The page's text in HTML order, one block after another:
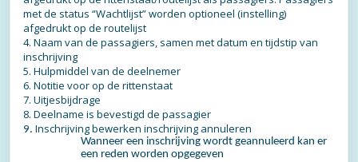
met de status “Wachtlijst” worden optioneel (instelling)
afgedrukt op de routelijst
4. Naam van de passagiers, samen met datum en tijdstip van
inschrijving
5. Hulpmiddel van de deelnemer
6. Notitie voor op de rittenstaat
7. Uitjesbijdrage
8. Deelname is bevestigd de passagier
9. Inschrijving bewerken inschrijving annuleren
Wanneer een inschrijving wordt geannuleerd kan er
een reden worden opgegeven